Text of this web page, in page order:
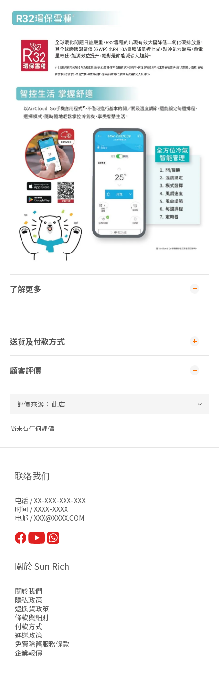
了解更多
送貨及付款方式
顧客評價
尚未有任何評價
联络我们
电话 / XX-XXX-XXX-XXX
时间 / XXXX-XXXX
电邮 / XXX@XXXX.COM
關於 Sun Rich
關於我們
隱私政策
退換貨政策
條款與細則
付款方式
運送政策
免費除舊服務條款
企業報價